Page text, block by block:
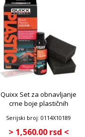
Quixx Set za obnavljanje
crne boje plastičnih
Serijski broj: 0114X10189
> 1,560.00 rsd <